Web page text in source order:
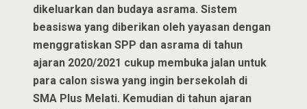
dikeluarkan dan budaya asrama. Sistem
beasiswa yang diberikan oleh yayasan dengan
menggratiskan SPP dan asrama di tahun
ajaran 2020/2021 cukup membuka jalan untuk
para calon siswa yang ingin bersekolah di
SMA Plus Melati. Kemudian di tahun ajaran